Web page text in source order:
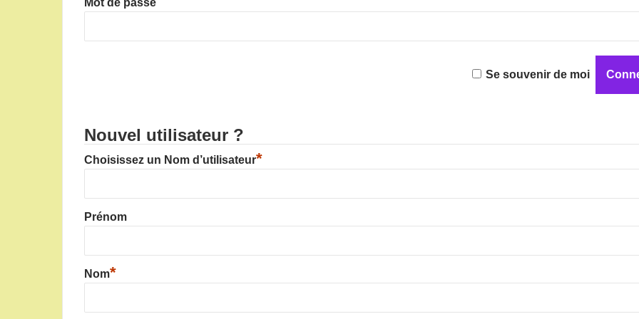
Mot de passe
Se souvenir de moi
Nouvel utilisateur ?
Choisissez un Nom d’utilisateur*
Prénom
Nom*